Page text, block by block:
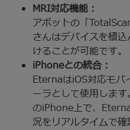
MRI対応機能：
アボットの「
さんはデバイスを植
けることが可能です。
iPhoneとの統合：
EternaはiOS対応モバ
ーラとして使用しま
のiPhone上で、
況をリアルタイムで確